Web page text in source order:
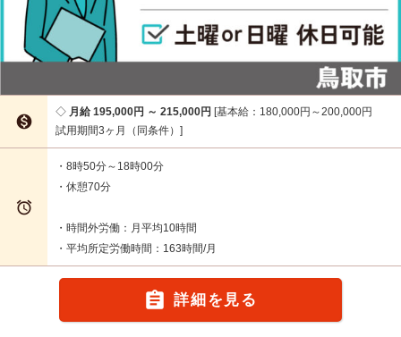

月給 195,000円 ～ 215,000円 基本給：180,000円～200,000円
試用期間3ヶ月（同条件）

・8時50分～18時00分
・休憩70分
・時間外労働：月平均10時間
・平均所定労働時間：163時間/月
 詳細を見る